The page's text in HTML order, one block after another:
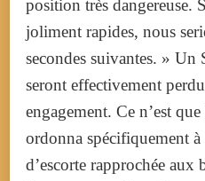
position très dangereuse.
joliment rapides, nous
secondes suivantes. »
seront effectivement
engagement. Ce n’est
ordonna spécifiquement à
d’escorte rapprochée aux